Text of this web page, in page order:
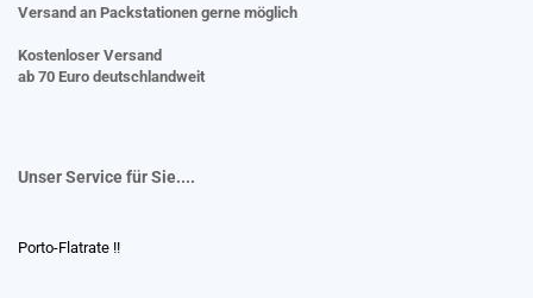
Versand an Packstationen gerne möglich
Kostenloser Versand
ab 70 Euro deutschlandweit
Unser Service für Sie....
Porto-Flatrate !!